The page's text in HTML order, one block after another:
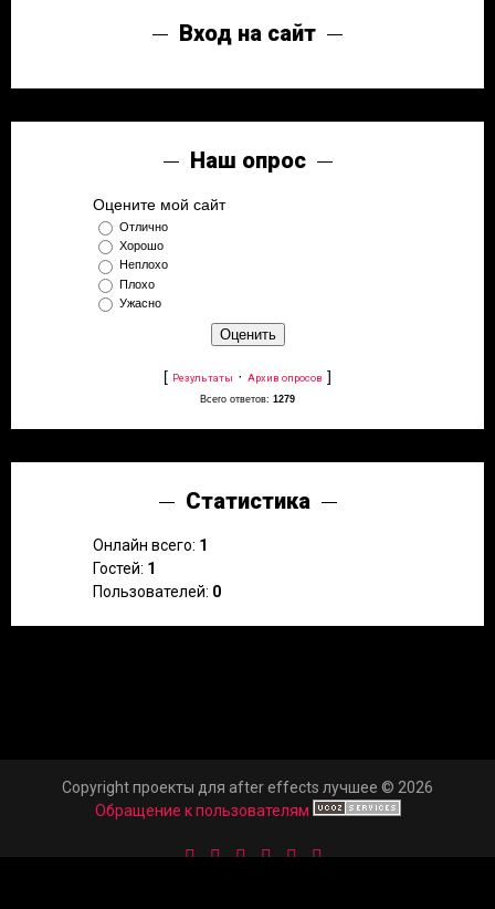
Вход на сайт
Наш опрос
Оцените мой сайт
Отлично
Хорошо
Неплохо
Плохо
Ужасно
[ Результаты · Архив опросов ]
Всего ответов: 1279
Статистика
Онлайн всего: 1
Гостей: 1
Пользователей: 0
Copyright проекты для after effects лучшее © 2026
Обращение к пользователям